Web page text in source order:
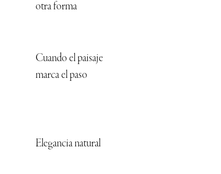
otra forma
Cuando el paisaje
marca el paso
Elegancia natural